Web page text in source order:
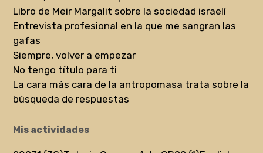
Libro de Meir Margalit sobre la sociedad israelí
Entrevista profesional en la que me sangran las
gafas
Siempre, volver a empezar
No tengo título para ti
La cara más cara de la antropomasa trata sobre la
búsqueda de respuestas
Mis actividades